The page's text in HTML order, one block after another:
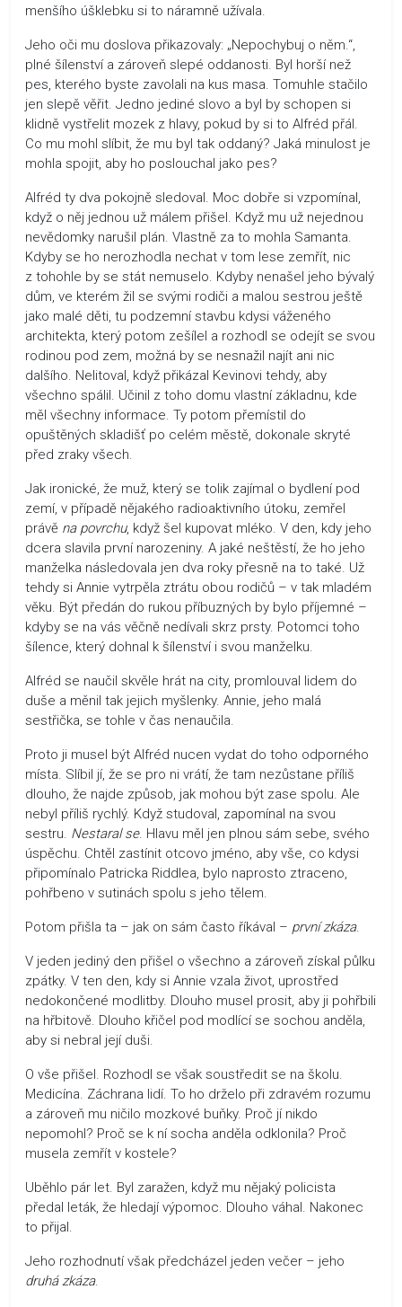
menšího úšklebku si to náramně užívala.
Jeho oči mu doslova přikazovaly: „Nepochybuj o něm.“,
plné šílenství a zároveň slepé oddanosti. Byl horší než
pes, kterého byste zavolali na kus masa. Tomuhle stačilo
jen slepě věřit. Jedno jediné slovo a byl by schopen si
klidně vystřelit mozek z hlavy, pokud by si to Alfréd přál.
Co mu mohl slíbit, že mu byl tak oddaný? Jaká minulost je
mohla spojit, aby ho poslouchal jako pes?
Alfréd ty dva pokojně sledoval. Moc dobře si vzpomínal,
když o něj jednou už málem přišel. Když mu už nejednou
nevědomky narušil plán. Vlastně za to mohla Samanta.
Kdyby se ho nerozhodla nechat v tom lese zemřít, nic
z tohohle by se stát nemuselo. Kdyby nenašel jeho bývalý
dům, ve kterém žil se svými rodiči a malou sestrou ještě
jako malé děti, tu podzemní stavbu kdysi váženého
architekta, který potom zešílel a rozhodl se odejít se svou
rodinou pod zem, možná by se nesnažil najít ani nic
dalšího. Nelitoval, když přikázal Kevinovi tehdy, aby
všechno spálil. Učinil z toho domu vlastní základnu, kde
měl všechny informace. Ty potom přemístil do
opuštěných skladišť po celém městě, dokonale skryté
před zraky všech.
Jak ironické, že muž, který se tolik zajímal o bydlení pod
zemí, v případě nějakého radioaktivního útoku, zemřel
právě na povrchu, když šel kupovat mléko. V den, kdy jeho
dcera slavila první narozeniny. A jaké neštěstí, že ho jeho
manželka následovala jen dva roky přesně na to také. Už
tehdy si Annie vytrpěla ztrátu obou rodičů – v tak mladém
věku. Být předán do rukou příbuzných by bylo příjemné –
kdyby se na vás věčně nedívali skrz prsty. Potomci toho
šílence, který dohnal k šílenství i svou manželku.
Alfréd se naučil skvěle hrát na city, promlouval lidem do
duše a měnil tak jejich myšlenky. Annie, jeho malá
sestřička, se tohle v čas nenaučila.
Proto ji musel být Alfréd nucen vydat do toho odporného
místa. Slíbil jí, že se pro ni vrátí, že tam nezůstane příliš
dlouho, že najde způsob, jak mohou být zase spolu. Ale
nebyl příliš rychlý. Když studoval, zapomínal na svou
sestru. Nestaral se. Hlavu měl jen plnou sám sebe, svého
úspěchu. Chtěl zastínit otcovo jméno, aby vše, co kdysi
připomínalo Patricka Riddlea, bylo naprosto ztraceno,
pohřbeno v sutinách spolu s jeho tělem.
Potom přišla ta – jak on sám často říkával – první zkáza.
V jeden jediný den přišel o všechno a zároveň získal půlku
zpátky. V ten den, kdy si Annie vzala život, uprostřed
nedokončené modlitby. Dlouho musel prosit, aby ji pohřbili
na hřbitově. Dlouho křičel pod modlící se sochou anděla,
aby si nebral její duši.
O vše přišel. Rozhodl se však soustředit se na školu.
Medicína. Záchrana lidí. To ho drželo při zdravém rozumu
a zároveň mu ničilo mozkové buňky. Proč jí nikdo
nepomohl? Proč se k ní socha anděla odklonila? Proč
musela zemřít v kostele?
Uběhlo pár let. Byl zaražen, když mu nějaký policista
předal leták, že hledají výpomoc. Dlouho váhal. Nakonec
to přijal.
Jeho rozhodnutí však předcházel jeden večer – jeho
druhá zkáza.